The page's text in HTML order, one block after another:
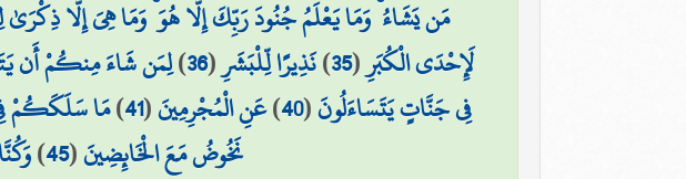
مَن يَشَاءُ ۚ وَمَا يَعْلَمُ جُنُودَ رَبِّكَ إِلَّا هُوَ ۚ وَمَا هِيَ إِلَّا ذِكْرَىٰ
لَإِحْدَى الْكُبَرِ(
35
)نَذِيرًا لِّلْبَشَرِ(
36
)لِمَن شَاءَ مِنكُمْ أَن
فِي جَنَّاتٍ يَتَسَاءَلُونَ(
40
)عَنِ الْمُجْرِمِينَ(
41
)مَا سَلَكَكُمْ
نَخُوضُ مَعَ الْخَائِضِينَ(
45
)